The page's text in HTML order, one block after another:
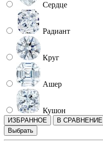
Сердце
Радиант
Круг
Ашер
Кушон
ИЗБРАННОЕ
В СРАВНЕНИЕ
Выбрать